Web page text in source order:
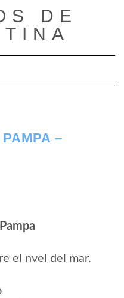
DE
modo de navegación
–
el nvel del mar.